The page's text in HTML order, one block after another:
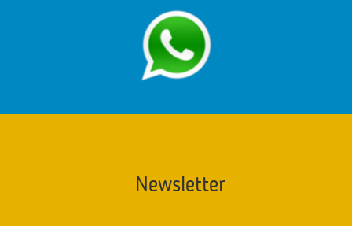
Newsletter